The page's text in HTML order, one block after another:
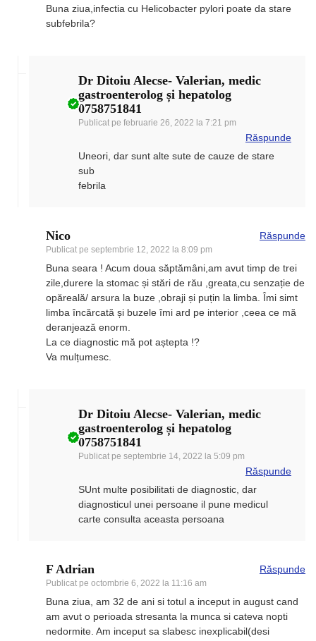
Buna ziua,infectia cu Helicobacter pylori poate da stare
subfebrila?
Dr Ditoiu Alecse- Valerian, medic
gastroenterolog și hepatolog
0758751841
Publicat pe februarie 26, 2022 la 7:21 pm
Răspunde
Uneori, dar sunt alte sute de cauze de stare
sub
febrila
Nico
Publicat pe septembrie 12, 2022 la 8:09 pm
Răspunde
Buna seara ! Acum doua săptămâni,am avut timp de trei
zile,durere la stomac și stări de rău ,greata,cu senzație de
opăreală/ arsura la buze ,obraji și puțin la limba. Îmi simt
limba încărcată și buzele îmi ard pe interior ,ceea ce mă
deranjează enorm.
La ce diagnostic mă pot aștepta !?
Va mulțumesc.
Dr Ditoiu Alecse- Valerian, medic
gastroenterolog și hepatolog
0758751841
Publicat pe septembrie 14, 2022 la 5:09 pm
Răspunde
SUnt multe posibilitati de diagnostic, dar
diagnosticul unei persoane il pune medicul
carte consulta aceasta persoana
F Adrian
Publicat pe octombrie 6, 2022 la 11:16 am
Răspunde
Buna ziua, am 32 de ani si totul a inceput in august cand
am avut o perioada stresanta la munca si cateva nopti
nedormite. Am inceput sa slabesc inexplicabil(desi